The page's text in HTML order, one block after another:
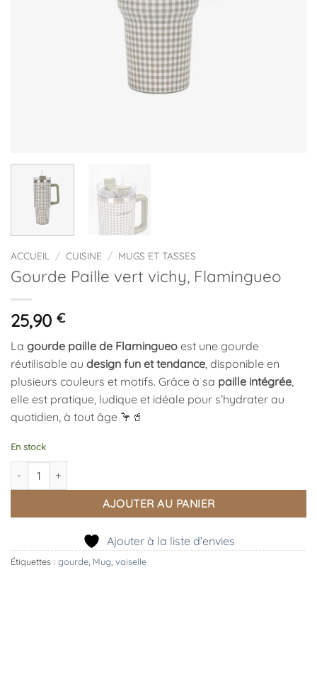
ACCUEIL / CUISINE / MUGS ET TASSES
Gourde Paille vert vichy, Flamingueo
25,90 €
La gourde paille de Flamingueo est une gourde
réutilisable au design fun et tendance, disponible en
plusieurs couleurs et motifs. Grâce à sa paille intégrée,
elle est pratique, ludique et idéale pour s’hydrater au
quotidien, à tout âge 🦩🥤
En stock
quantité de Gourde Paille vert vichy, Flamingueo
AJOUTER AU PANIER
Ajouter à la liste d’envies
Étiquettes : gourde Mug vaiselle